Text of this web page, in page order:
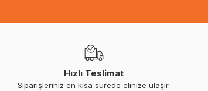
Hızlı Teslimat
Siparişleriniz en kısa sürede elinize ulaşır.